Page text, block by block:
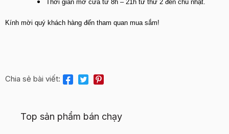
Thời gian mở cửa từ 8h – 21h từ thứ 2 đến chủ nhật.
Kính mời quý khách hàng đến tham quan mua sắm!
Chia sẻ bài viết:
Top sản phẩm bán chạy